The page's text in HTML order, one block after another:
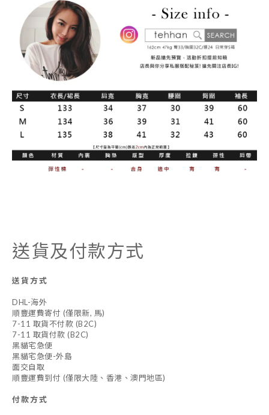
送貨及付款方式
送貨方式
DHL-海外
順豐運費寄付 (僅限新, 馬)
7-11 取貨不付款 (B2C)
7-11 取貨付款 (B2C)
黑貓宅急便
黑貓宅急便-外島
面交自取
順豐運費到付 (僅限大陸、香港、澳門地區)
付款方式